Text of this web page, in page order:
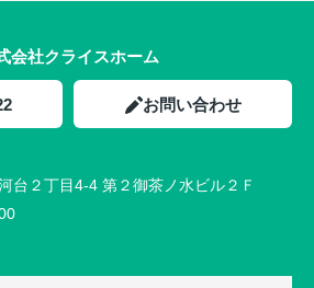
会社クライスホーム
お問い合わせ
台２丁目4-4 第２御茶ノ水ビル２Ｆ